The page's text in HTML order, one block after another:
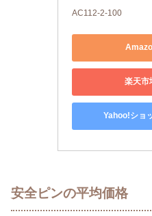
AC112-2-100
楽天市
Yahoo!ショ
安全ピンの平均価格